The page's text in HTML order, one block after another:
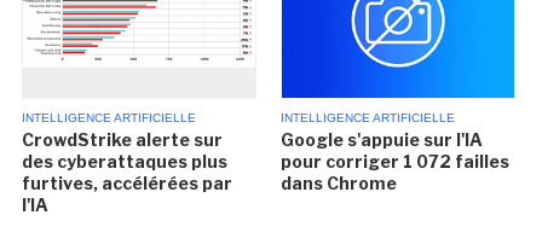
INTELLIGENCE ARTIFICIELLE
CrowdStrike alerte sur
des cyberattaques plus
furtives, accélérées par
l'IA
INTELLIGENCE ARTIFICIELLE
Google s'appuie sur l'IA
pour corriger 1 072 failles
dans Chrome